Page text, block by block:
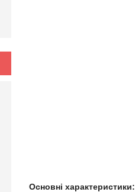
Основні характеристики: